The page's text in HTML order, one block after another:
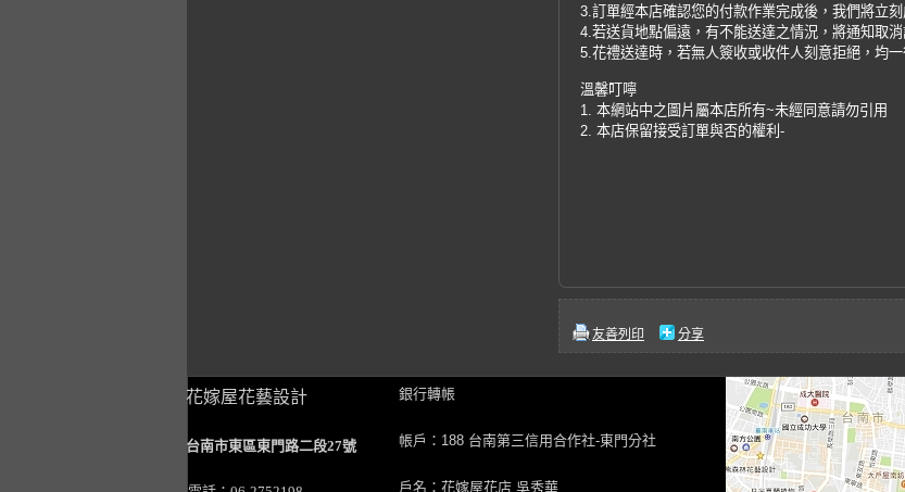
3.訂單經本店確認您的付款作業完成後，我們將立刻
4.若送貨地點偏遠，有不能送達之情況，將通知取消
5.花禮送達時，若無人簽收或收件人刻意拒絕，均一
溫馨叮嚀
1. 本網站中之圖片屬本店所有~未經同意請勿引用
2. 本店保留接受訂單與否的權利-
友善列印 分享
花嫁屋花藝設計
台南市東區東門路二段27號
銀行轉帳
帳戶：188 台南第三信用合作社-東門分社
戶名：花嫁屋花店 吳秀華